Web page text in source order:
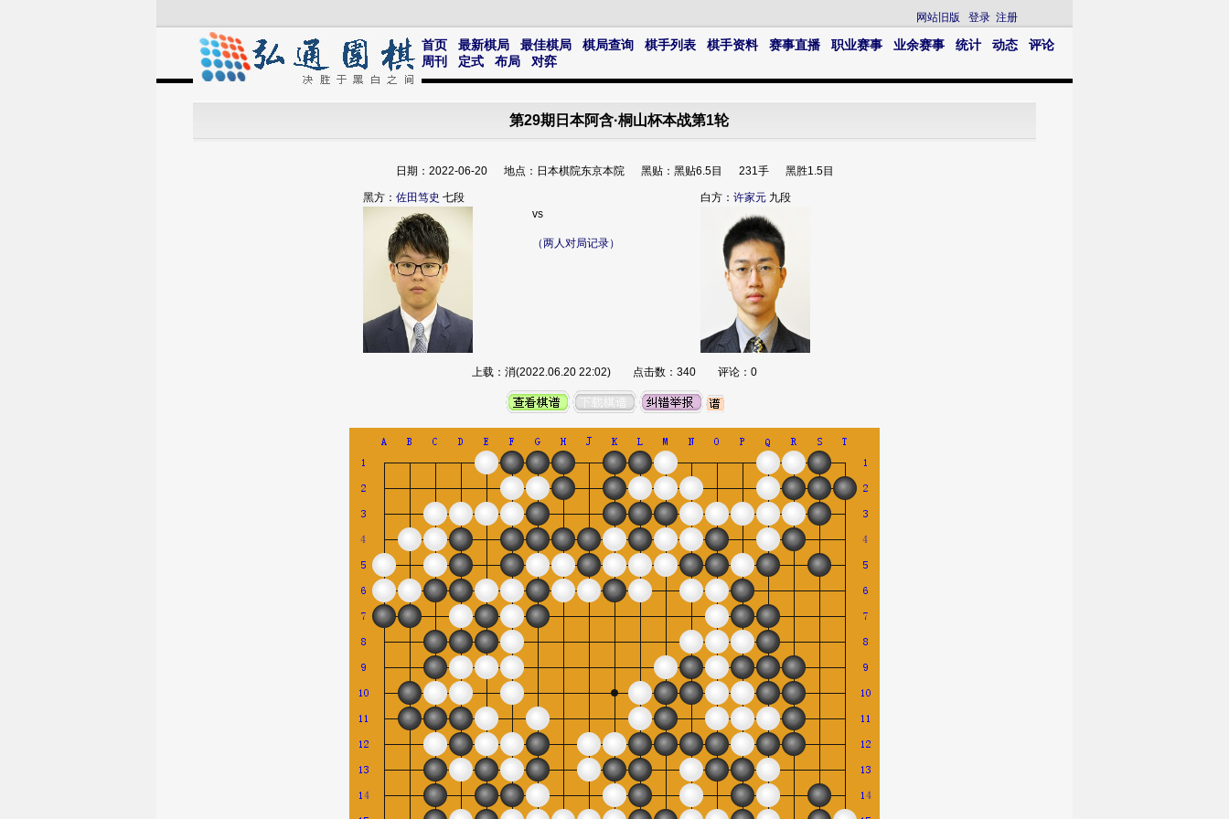
网站旧版 登录 注册
首页 最新棋局 最佳棋局 棋局查询 棋手列表 棋手资料 赛事直播 职业赛事 业余赛事 统计 动态
评论
周刊
定式 布局 对弈
第29期日本阿含·桐山杯本战第1轮
日期：2022-06-20 地点：日本棋院东京本院 黑贴：黑贴6.5目 231手 黑胜1.5目
黑方： 佐田笃史 七段 白方： 许家元 九段
vs
（两人对局记录）
上载：消(2022.06.20 22:02) 点击数：340 评论：0